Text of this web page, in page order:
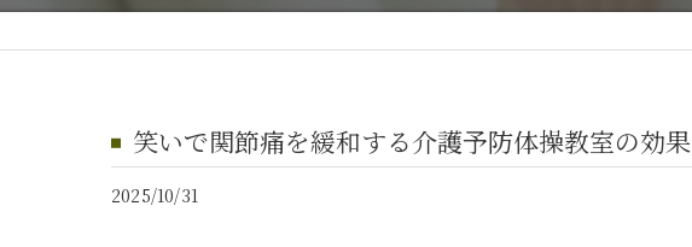
笑いで関節痛を緩和する介護予防体操教室の効果
2025/10/31